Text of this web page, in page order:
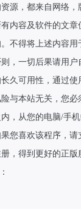
源，都来自网络，
内容及软件的文章
不得将上述内容用
，一切后果请用户
久可用性，通过使
与本站无关，您必
，从您的电脑/手
您喜欢该程序，请
，得到更好的正版